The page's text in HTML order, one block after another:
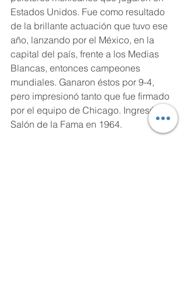
Estados Unidos. Fue como resultado
de la brillante actuación que tuvo ese
año, lanzando por el México, en la
capital del país, frente a los Medias
Blancas, entonces campeones
mundiales. Ganaron éstos por 9-4,
pero impresionó tanto que fue firmado
por el equipo de Chicago. Ingresó al
Salón de la Fama en 1964.